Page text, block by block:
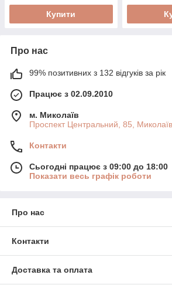
Купити
Про нас
99% позитивних з 132 відгуків за рік
Працює з 02.09.2010
м. Миколаїв
Проспект Центральний, 85,
Контакти
Сьогодні працює з 09:00 до 18:00
Показати весь графік роботи
Про нас
Контакти
Доставка та оплата